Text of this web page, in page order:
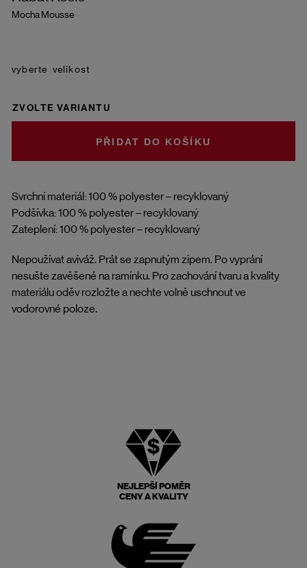
Mocha Mousse
Svrchní materiál: 100 % polyester – recyklovaný
Podšívka: 100 % polyester – recyklovaný
Zateplení: 100 % polyester – recyklovaný
Nepoužívat aviváž. Prát se zapnutým zipem. Po vyprání
nesušte zavěšené na ramínku. Pro zachování tvaru a kvality
materiálu oděv rozložte a nechte volně uschnout ve
vodorovné poloze.
velikost
ZVOLTE VARIANTU
DO KOŠÍKU
NEJLEPŠÍ POMĚR
CENY A KVALITY